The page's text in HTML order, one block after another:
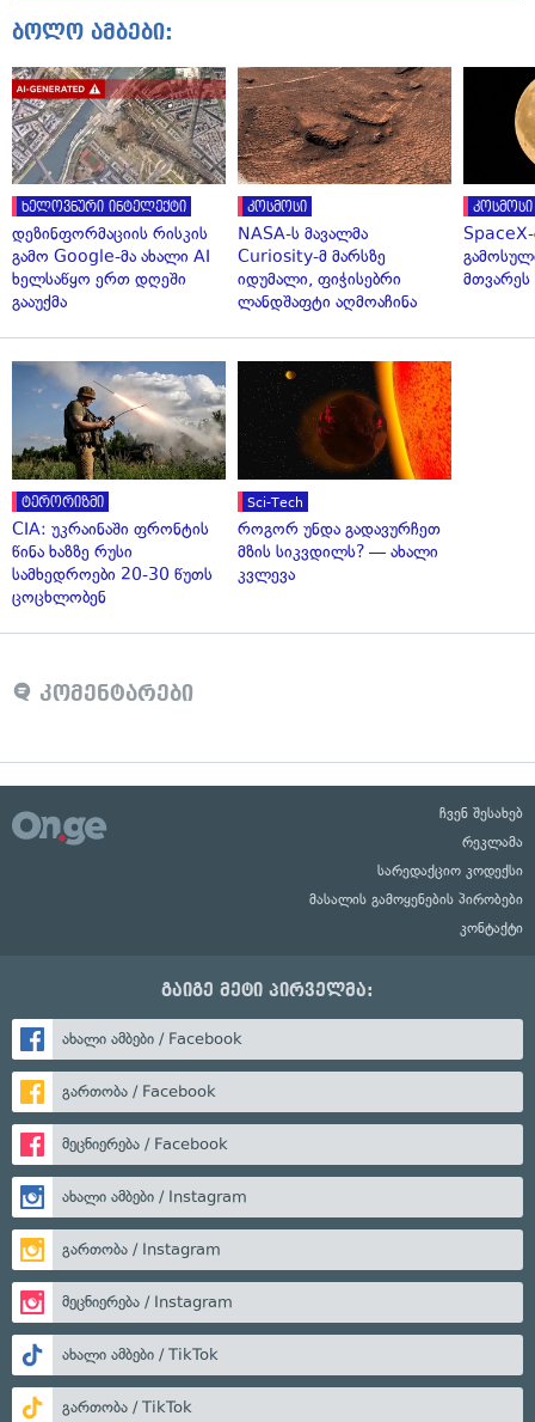
ბოლო ამბები:
ხელოვნური ინტელექტი
დეზინფორმაციის რისკის
გამო Google-მა ახალი AI
ხელსაწყო ერთ დღეში
გააუქმა
კოსმოსი
NASA-ს მავალმა
Curiosity-მ მარსზე
იდუმალი, ფიჭისებრი
ლანდშაფტი აღმოაჩინა
კოსმოსი
მთვარეს
ტერორიზმი
CIA: უკრაინაში ფრონტის
წინა ხაზზე რუსი
სამხედროები 20-30 წუთს
ცოცხლობენ
Sci-Tech
როგორ უნდა გადავურჩეთ
მზის სიკვდილს? — ახალი
კვლევა
კომენტარები
ჩვენ შესახებ
რეკლამა
სარედაქციო კოდექსი
მასალის გამოყენების პირობები
კონტაქტი
გაიგე მეტი პირველმა:
ახალი ამბები / Facebook
გართობა / Facebook
მეცნიერება / Facebook
ახალი ამბები / Instagram
გართობა / Instagram
მეცნიერება / Instagram
ახალი ამბები / TikTok
გართობა / TikTok